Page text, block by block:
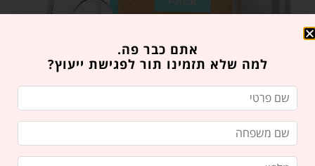
אתם כבר פה.
למה שלא תזמינו תור לפגישת ייעוץ?